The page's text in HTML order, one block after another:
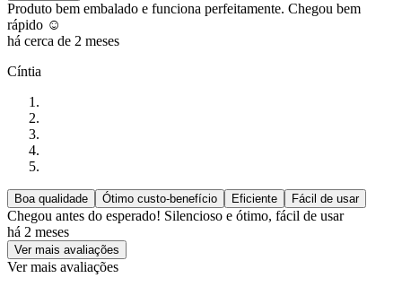
Produto bem embalado e funciona perfeitamente. Chegou bem
rápido ☺️
há cerca de 2 meses
Cíntia
Boa qualidade Ótimo custo-benefício Eficiente Fácil de usar
Chegou antes do esperado! Silencioso e ótimo, fácil de usar
há 2 meses
Ver mais avaliações
Ver mais avaliações